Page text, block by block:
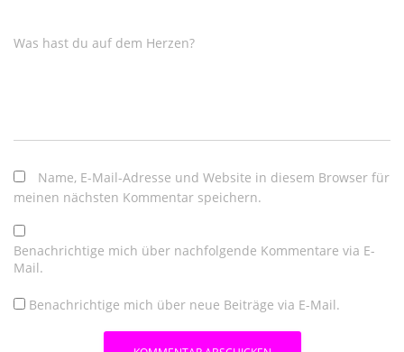
Was hast du auf dem Herzen?
Name, E-Mail-Adresse und Website in diesem Browser für
meinen nächsten Kommentar speichern.
Benachrichtige mich über nachfolgende Kommentare via E-
Mail.
Benachrichtige mich über neue Beiträge via E-Mail.